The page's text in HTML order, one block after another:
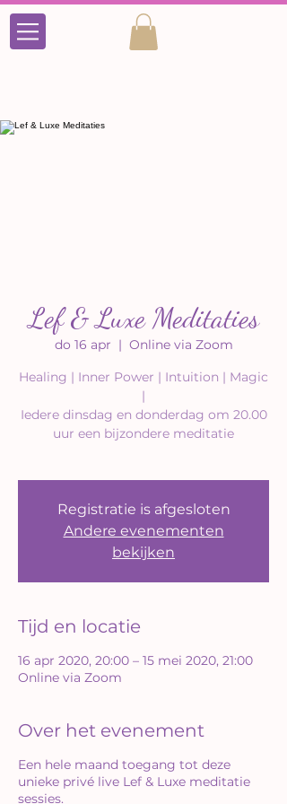
Lef & Luxe Meditaties
do 16 apr
  |
Online via Zoom
Healing | Inner Power | Intuition | Magic
|
Iedere dinsdag en donderdag om 20.00
uur een bijzondere meditatie
Registratie is afgesloten
Andere evenementen
bekijken
Tijd en locatie
16 apr 2020, 20:00 – 15 mei 2020, 21:00
Online via Zoom
Over het evenement
Een hele maand toegang tot deze
unieke privé live Lef & Luxe meditatie
sessies.